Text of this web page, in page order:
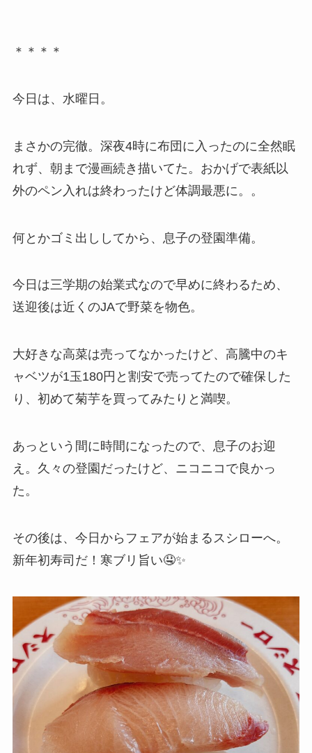
＊＊＊＊
今日は、水曜日。
まさかの完徹。深夜4時に布団に入ったのに全然眠
れず、朝まで漫画続き描いてた。おかげで表紙以
外のペン入れは終わったけど体調最悪に。。
何とかゴミ出ししてから、息子の登園準備。
今日は三学期の始業式なので早めに終わるため、
送迎後は近くのJAで野菜を物色。
大好きな高菜は売ってなかったけど、高騰中のキ
ャベツが1玉180円と割安で売ってたので確保した
り、初めて菊芋を買ってみたりと満喫。
あっという間に時間になったので、息子のお迎
え。久々の登園だったけど、ニコニコで良かっ
た。
その後は、今日からフェアが始まるスシローへ。
新年初寿司だ！寒ブリ旨い🤤✨